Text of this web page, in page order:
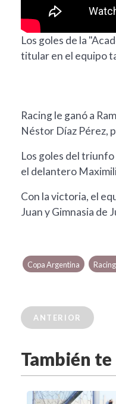
Los goles de la
titular en el equipo
Racing le ganó a
Néstor Díaz Pérez,
Los goles del
el delantero
Con la victoria, el
Juan y Gimnasia de
Copa Argentina
ANTERIOR
También